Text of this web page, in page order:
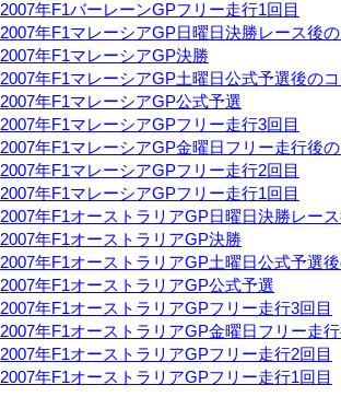
2007年F1バーレーンGPフリー走行1回目
2007年F1マレーシアGP日曜日決勝レース後
2007年F1マレーシアGP決勝
2007年F1マレーシアGP土曜日公式予選後の
2007年F1マレーシアGP公式予選
2007年F1マレーシアGPフリー走行3回目
2007年F1マレーシアGP金曜日フリー走行後
2007年F1マレーシアGPフリー走行2回目
2007年F1マレーシアGPフリー走行1回目
2007年F1オーストラリアGP日曜日決勝レー
2007年F1オーストラリアGP決勝
2007年F1オーストラリアGP土曜日公式予選
2007年F1オーストラリアGP公式予選
2007年F1オーストラリアGPフリー走行3回目
2007年F1オーストラリアGP金曜日フリー走
2007年F1オーストラリアGPフリー走行2回目
2007年F1オーストラリアGPフリー走行1回目